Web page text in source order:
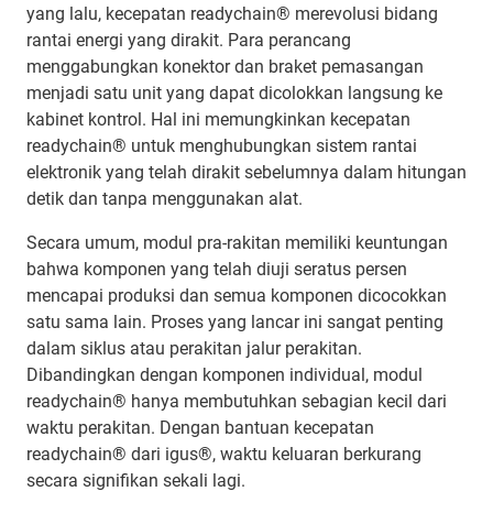
yang lalu, kecepatan readychain® merevolusi bidang
rantai energi yang dirakit. Para perancang
menggabungkan konektor dan braket pemasangan
menjadi satu unit yang dapat dicolokkan langsung ke
kabinet kontrol. Hal ini memungkinkan kecepatan
readychain® untuk menghubungkan sistem rantai
elektronik yang telah dirakit sebelumnya dalam hitungan
detik dan tanpa menggunakan alat.
Secara umum, modul pra-rakitan memiliki keuntungan
bahwa komponen yang telah diuji seratus persen
mencapai produksi dan semua komponen dicocokkan
satu sama lain. Proses yang lancar ini sangat penting
dalam siklus atau perakitan jalur perakitan.
Dibandingkan dengan komponen individual, modul
readychain® hanya membutuhkan sebagian kecil dari
waktu perakitan. Dengan bantuan kecepatan
readychain® dari igus®, waktu keluaran berkurang
secara signifikan sekali lagi.